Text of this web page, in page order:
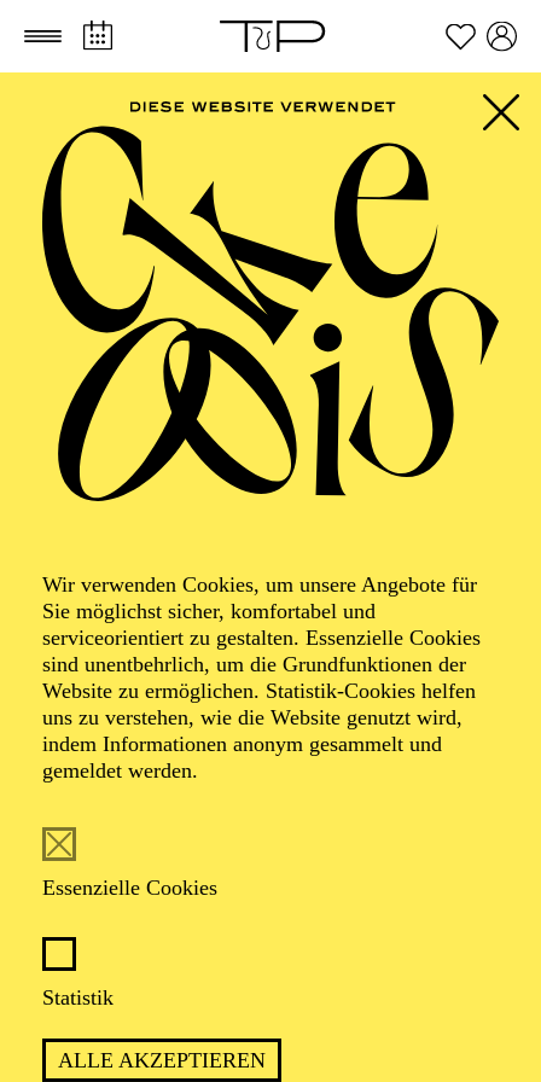
Zum Hauptinhalt springen Zum Footer springen
Wir verwenden Cookies, um unsere Angebote für
Sie möglichst sicher, komfortabel und
serviceorientiert zu gestalten. Essenzielle Cookies
sind unentbehrlich, um die Grundfunktionen der
Website zu ermöglichen. Statistik-Cookies helfen
uns zu verstehen, wie die Website genutzt wird,
indem Informationen anonym gesammelt und
gemeldet werden.
Essenzielle Cookies
Statistik
ALLE AKZEPTIEREN
AALTO
MUSIKTHEATER,
AALTO BALLETT
ESSEN
Familienführung
Zweistündiger interaktiver Rundgang durch das Aalto-
Theater mit Blick hinter die Kulissen
ca. 2 Stunden